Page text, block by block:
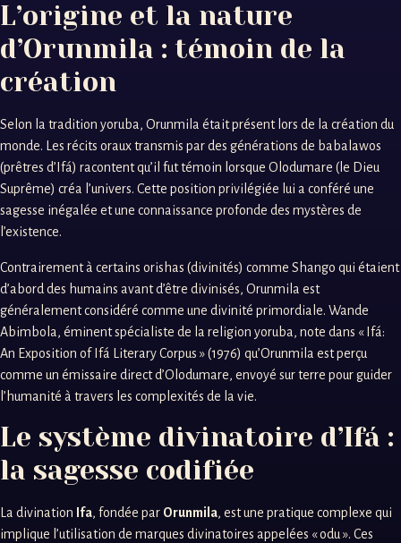
L’origine et la nature
d’Orunmila : témoin de la
création
Selon la tradition yoruba, Orunmila était présent lors de la création du
monde. Les récits oraux transmis par des générations de babalawos
(prêtres d’Ifá) racontent qu’il fut témoin lorsque Olodumare (le Dieu
Suprême) créa l’univers. Cette position privilégiée lui a conféré une
sagesse inégalée et une connaissance profonde des mystères de
l’existence.
Contrairement à certains orishas (divinités) comme Shango qui étaient
d’abord des humains avant d’être divinisés, Orunmila est
généralement considéré comme une divinité primordiale. Wande
Abimbola, éminent spécialiste de la religion yoruba, note dans « Ifá:
An Exposition of Ifá Literary Corpus » (1976) qu’Orunmila est perçu
comme un émissaire direct d’Olodumare, envoyé sur terre pour guider
l’humanité à travers les complexités de la vie.
Le système divinatoire d’Ifá :
la sagesse codifiée
La divination Ifa, fondée par Orunmila, est une pratique complexe qui
implique l’utilisation de marques divinatoires appelées « odu ». Ces